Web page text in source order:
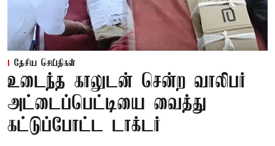
தேசிய செய்திகள்
உடைந்த காலுடன் சென்ற வாலிபர்
அட்டைப்பெட்டியை வைத்து
கட்டுப்போட்ட டாக்டர்